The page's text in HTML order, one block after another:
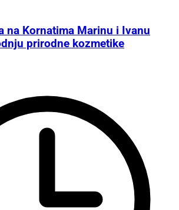
na Kornatima Marinu i Ivanu
prirodne kozmetike